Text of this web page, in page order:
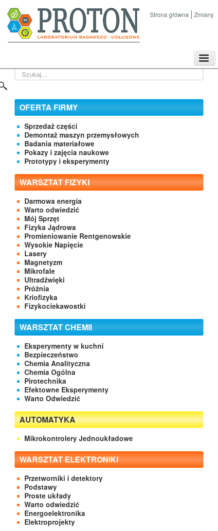
Strona główna Zmiany
Kontakt
Szukaj...
OFERTA FIRMY
Sprzedaż części
Demontaż maszyn przemysłowych
Badania materiałowe
Pokazy i zajęcia naukowe
Prototypy i eksperymenty
WARSZTAT FIZYKI
Darmowa energia
Warto odwiedzić
Mój Sprzęt
Fizyka Jądrowa
Promieniowanie Rentgenowskie
Wysokie Napięcie
Lasery
Magnetyzm
Mikrofale
Ultradźwięki
Próżnia
Kriofizyka
Fizykociekawostki
WARSZTAT CHEMII
Eksperymenty w kuchni
Bezpieczeństwo
Chemia Analityczna
Chemia Ogólna
Pirotechnika
Efektowne Eksperymenty
Warto Odwiedzić
AUTOMATYKA
Mikrokontrolery Jednoukładowe
WARSZTAT ELEKTRONIKI
Przetworniki i detektory
Podstawy
Proste układy
Warto odwiedzić
Energoelektronika
Elektroprojekty